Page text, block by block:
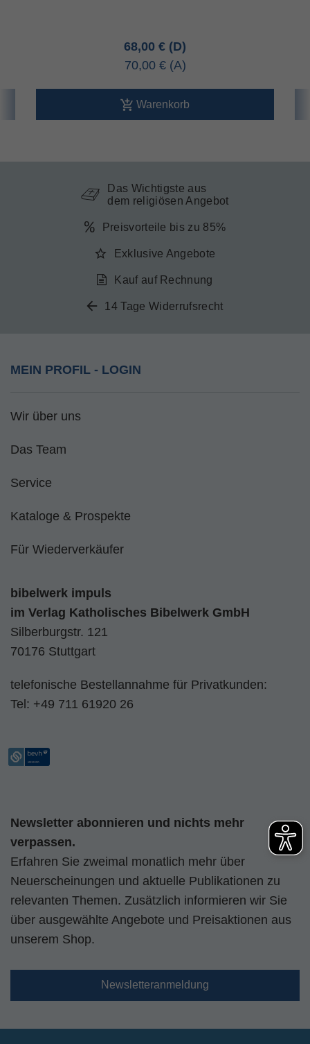
68,00 €
70,00 €
Warenkorb
Das Wichtigste aus
dem religiösen Angebot
Preisvorteile bis zu 85%
Exklusive Angebote
Kauf auf Rechnung
14 Tage Widerrufsrecht
MEIN PROFIL - LOGIN
Wir über uns
Das Team
Service
Kataloge & Prospekte
Für Wiederverkäufer
bibelwerk impuls
im Verlag Katholisches Bibelwerk GmbH
Silberburgstr. 121
70176 Stuttgart
telefonische Bestellannahme für Privatkunden:
Tel: +49 711 61920 26
Newsletter abonnieren und nichts mehr
verpassen.
Erfahren Sie zweimal monatlich mehr über
Neuerscheinungen und aktuelle Publikationen zu
relevanten Themen. Zusätzlich informieren wir Sie
über ausgewählte Angebote und Preisaktionen aus
unserem Shop.
Newsletteranmeldung